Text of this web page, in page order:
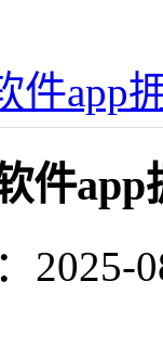
件app
件
2025-